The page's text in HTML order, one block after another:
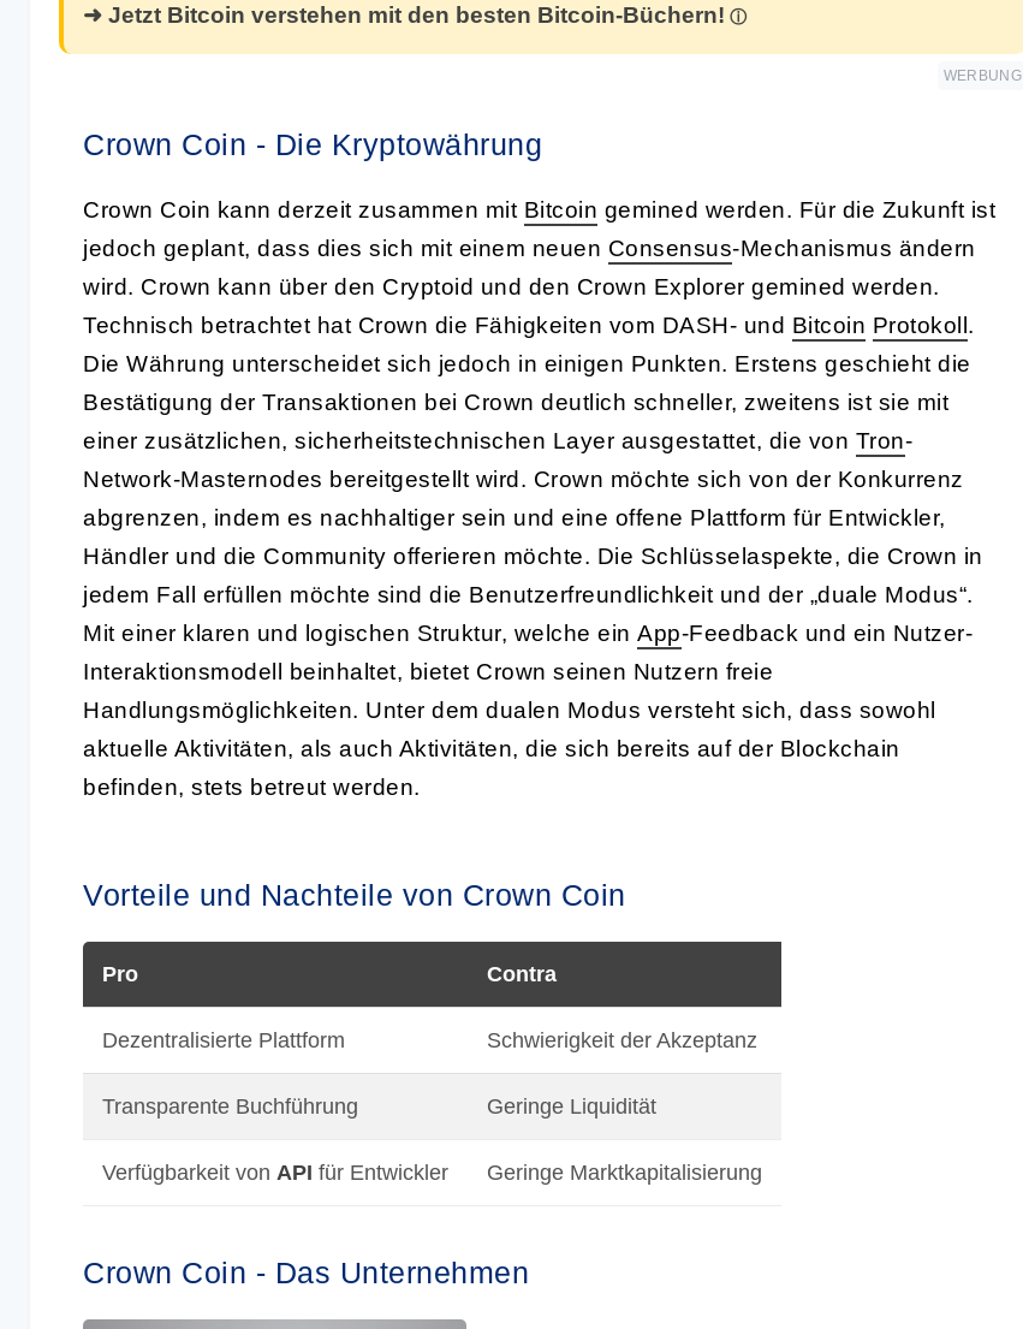
➜ Jetzt Bitcoin verstehen mit den besten Bitcoin-Büchern!
WERBUNG
Crown Coin - Die Kryptowährung
Crown Coin kann derzeit zusammen mit Bitcoin gemined werden. Für die Zukunft ist
jedoch geplant, dass dies sich mit einem neuen Consensus-Mechanismus ändern
wird. Crown kann über den Cryptoid und den Crown Explorer gemined werden.
Technisch betrachtet hat Crown die Fähigkeiten vom DASH- und Bitcoin Protokoll.
Die Währung unterscheidet sich jedoch in einigen Punkten. Erstens geschieht die
Bestätigung der Transaktionen bei Crown deutlich schneller, zweitens ist sie mit
einer zusätzlichen, sicherheitstechnischen Layer ausgestattet, die von Tron-
Network-Masternodes bereitgestellt wird. Crown möchte sich von der Konkurrenz
abgrenzen, indem es nachhaltiger sein und eine offene Plattform für Entwickler,
Händler und die Community offerieren möchte. Die Schlüsselaspekte, die Crown in
jedem Fall erfüllen möchte sind die Benutzerfreundlichkeit und der „duale Modus“.
Mit einer klaren und logischen Struktur, welche ein App-Feedback und ein Nutzer-
Interaktionsmodell beinhaltet, bietet Crown seinen Nutzern freie
Handlungsmöglichkeiten. Unter dem dualen Modus versteht sich, dass sowohl
aktuelle Aktivitäten, als auch Aktivitäten, die sich bereits auf der Blockchain
befinden, stets betreut werden.
Vorteile und Nachteile von Crown Coin
Pro Contra
Dezentralisierte Plattform Schwierigkeit der Akzeptanz
Transparente Buchführung Geringe Liquidität
Verfügbarkeit von API für Entwickler Geringe Marktkapitalisierung
Crown Coin - Das Unternehmen